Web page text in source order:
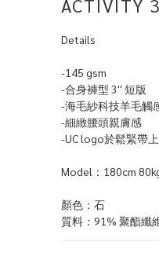
ACTIVITY
Details
-145 gsm
-合身褲型 3'' 短版
-海毛紗科技羊毛觸
-細緻腰頭親膚感
-UC logo於鬆緊帶上
Model：180cm
顏色：石
質料：91% 聚酯纖